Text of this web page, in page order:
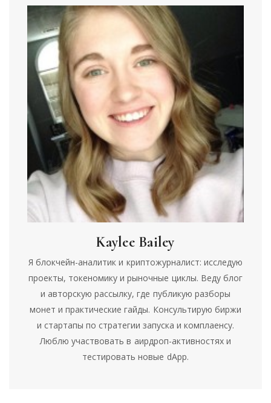
Kaylee Bailey
Я блокчейн-аналитик и криптожурналист: исследую
проекты, токеномику и рыночные циклы. Веду блог
и авторскую рассылку, где публикую разборы
монет и практические гайды. Консультирую биржи
и стартапы по стратегии запуска и комплаенсу.
Люблю участвовать в аирдроп-активностях и
тестировать новые dApp.